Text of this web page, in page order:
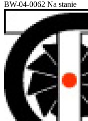
BW-04-0062 Na stanie